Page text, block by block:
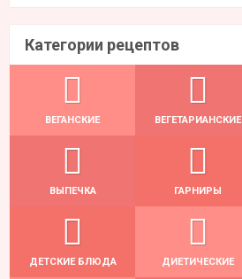
Категории рецептов
ВЕГАНСКИЕ ВЕГЕТАРИАНСКИЕ
ВЫПЕЧКА ГАРНИРЫ
ДЕТСКИЕ БЛЮДА ДИЕТИЧЕСКИЕ